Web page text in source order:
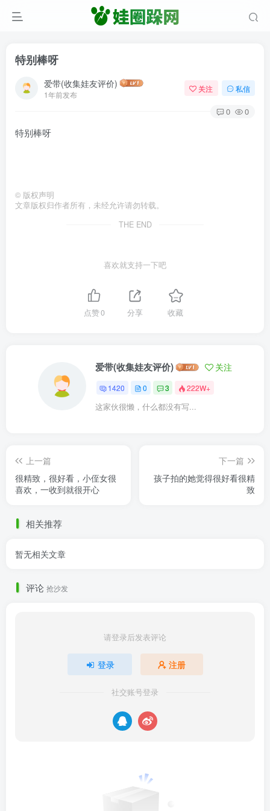
特别棒呀
爱带(收集娃友评价)
1年前发布
关注 私信
0 0
特别棒呀
© 版权声明
文章版权归作者所有，未经允许请勿转载。
THE END
喜欢就支持一下吧
点赞0 分享 收藏
爱带(收集娃友评价) 关注
1420 0 3 222W+
这家伙很懒，什么都没有写...
上一篇
很精致，很好看，小侄女很
喜欢，一收到就很开心
下一篇
孩子拍的她觉得很好看很精
致
相关推荐
暂无相关文章
评论 抢沙发
请登录后发表评论
登录 注册
社交账号登录